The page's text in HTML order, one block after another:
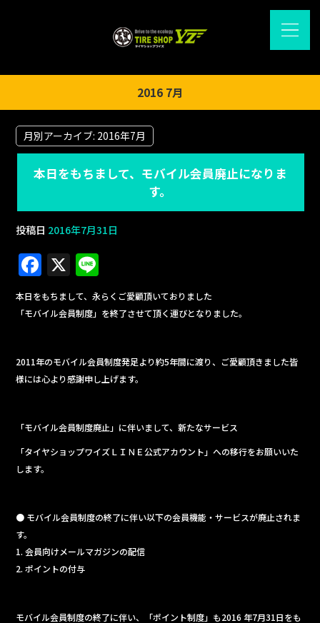
2016 7月
月別アーカイブ: 2016年7月
本日をもちまして、モバイル会員廃止になりま
す。
投稿日 2016年7月31日
F
a
c
b
o
k
X
n
e
本日をもちまして、永らくご愛顧頂いておりました
「モバイル会員制度」を終了させて頂く運びとなりました。
2011年のモバイル会員制度発足より約5年間に渡り、ご愛顧頂きました皆
様には心より感謝申し上げます。
「モバイル会員制度廃止」に伴いまして、新たなサービス
「タイヤショップワイズＬＩＮＥ公式アカウント」への移行をお願いいた
します。
● モバイル会員制度の終了に伴い以下の会員機能・サービスが廃止されま
す。
1. 会員向けメールマガジンの配信
2. ポイントの付与
モバイル会員制度の終了に伴い、「ポイント制度」も2016 年7月31日をも